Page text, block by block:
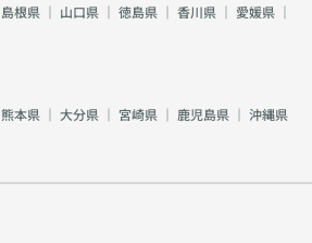
島根県 ｜ 山口県 ｜ 徳島県 ｜ 香川県 ｜ 愛媛県 ｜
熊本県 ｜ 大分県 ｜ 宮崎県 ｜ 鹿児島県 ｜ 沖縄県